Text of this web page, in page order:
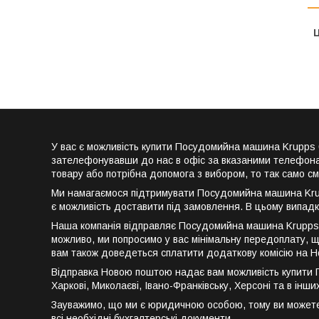
У вас є можливість купити Посудомийна машина
зателефонувавши до нас в офіс за вказаними
товару або потрібна допомога з вибором, то так само
Ми намагаємося підтримувати Посудомийна машина
є можливість доставити під замовлення. В цьому
Наша компанія відправляє Посудомийна машина
можливо, ми попросимо у вас мінімальну передоплату,
вам також доведеться сплатити додаткову комісію на
Відправка Новою поштою надає вам можливість
Харкові, Миколаєві, Івано-Франківську, Херсоні та в
Зауважимо, що ми є юридичною особою, тому ви